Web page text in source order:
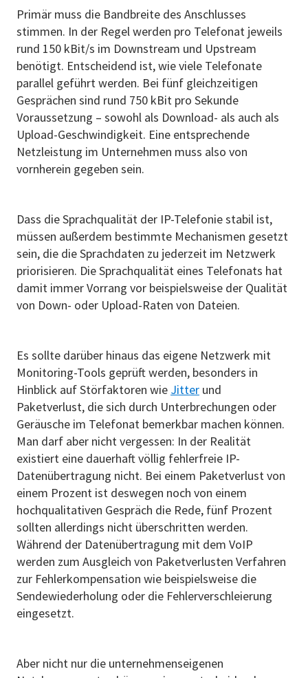
Primär muss die Bandbreite des Anschlusses
stimmen. In der Regel werden pro Telefonat jeweils
rund 150 kBit/s im Downstream und Upstream
benötigt. Entscheidend ist, wie viele Telefonate
parallel geführt werden. Bei fünf gleichzeitigen
Gesprächen sind rund 750 kBit pro Sekunde
Voraussetzung – sowohl als Download- als auch als
Upload-Geschwindigkeit. Eine entsprechende
Netzleistung im Unternehmen muss also von
vornherein gegeben sein.
Dass die Sprachqualität der IP-Telefonie stabil ist,
müssen außerdem bestimmte Mechanismen gesetzt
sein, die die Sprachdaten zu jederzeit im Netzwerk
priorisieren. Die Sprachqualität eines Telefonats hat
damit immer Vorrang vor beispielsweise der Qualität
von Down- oder Upload-Raten von Dateien.
Es sollte darüber hinaus das eigene Netzwerk mit
Monitoring-Tools geprüft werden, besonders in
Hinblick auf Störfaktoren wie Jitter und
Paketverlust, die sich durch Unterbrechungen oder
Geräusche im Telefonat bemerkbar machen können.
Man darf aber nicht vergessen: In der Realität
existiert eine dauerhaft völlig fehlerfreie IP-
Datenübertragung nicht. Bei einem Paketverlust von
einem Prozent ist deswegen noch von einem
hochqualitativen Gespräch die Rede, fünf Prozent
sollten allerdings nicht überschritten werden.
Während der Datenübertragung mit dem VoIP
werden zum Ausgleich von Paketverlusten Verfahren
zur Fehlerkompensation wie beispielsweise die
Sendewiederholung oder die Fehlerverschleierung
eingesetzt.
Aber nicht nur die unternehmenseigenen